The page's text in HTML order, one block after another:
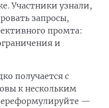
Участники узнали,
запросы,
промта:
и
получается с
к нескольким
—